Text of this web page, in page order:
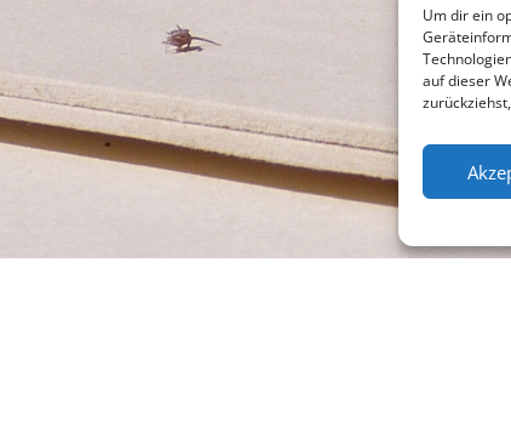
Um dir ein
auf dieser